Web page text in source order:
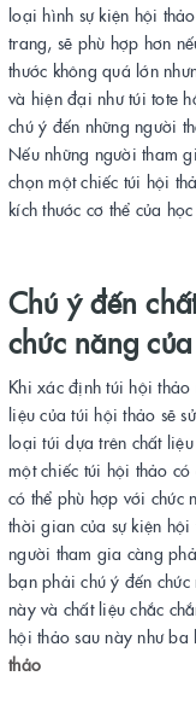
loại hình sự kiện hội
trang, sẽ phù hợp hơn
thước không quá lớn
và hiện đại như túi tote
chú ý đến những người
Nếu những người tham
chọn một chiếc túi hội
kích thước cơ thể của
Chú ý đến
chức năng
Khi xác định túi hội
liệu của túi hội thảo sẽ
loại túi dựa trên chất
một chiếc túi hội thảo
có thể phù hợp với chức
thời gian của sự kiện
người tham gia càng
bạn phải chú ý đến
này và chất liệu chắc
hội thảo sau này như
thảo